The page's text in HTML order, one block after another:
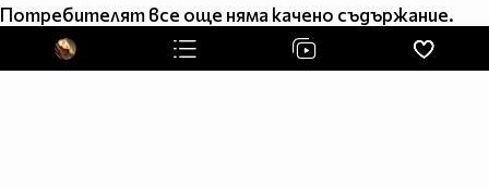
Потребителят все още няма качено съдържание.